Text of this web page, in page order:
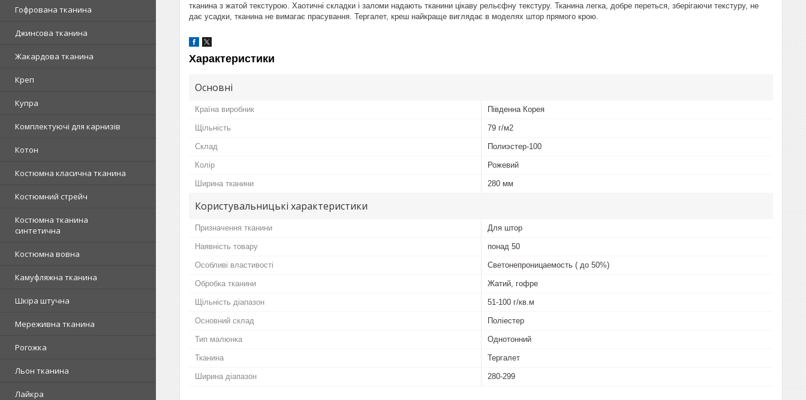
Гофрована тканина
Джинсова тканина
Жакардова тканина
Креп
Купра
Комплектуючі для карнизів
Котон
Костюмна класична тканина
Костюмний стрейч
Костюмна тканина
синтетична
Костюмна вовна
Камуфляжна тканина
Шкіра штучна
Мереживна тканина
Рогожка
Льон тканина
Лайкра
тканина з жатой текстурою. Хаотичні складки і заломи надають тканини цікаву рельєфну текстуру. Тканина легка, добре переться, зберігаючи текстуру, не
дає усадки, тканина не вимагає прасування. Тергалет, креш найкраще виглядає в моделях штор прямого крою.
Характеристики
Основні
Країна виробник Південна Корея
Щільність 79 г/м2
Склад Полиэстер-100
Колір Рожевий
Ширина тканини 280 мм
Користувальницькі характеристики
Призначення тканини Для штор
Наявність товару понад 50
Особливі властивості Светонепроницаемость ( до 50%)
Обробка тканини Жатий, гофре
Щільність діапазон 51-100 г/кв.м
Основний склад Поліестер
Тип малюнка Однотонний
Тканина Тергалет
Ширина діапазон 280-299